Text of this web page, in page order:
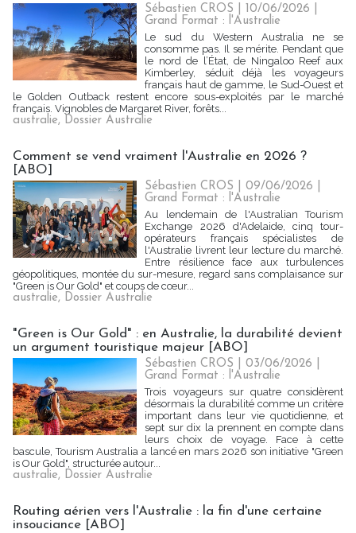
Sébastien CROS | 10/06/2026
Grand Format : l'Australie
Le sud du Western Australia ne se
consomme pas. Il se mérite. Pendant que
le nord de l’État, de Ningaloo Reef aux
Kimberley, séduit déjà les voyageurs
français haut de gamme, le Sud-Ouest et
le Golden Outback restent encore sous-exploités par le marché
français. Vignobles de Margaret River, forêts...
australie, Dossier Australie
Comment se vend vraiment l'Australie en 2026 ?
[ABO]
Sébastien CROS | 09/06/2026
Grand Format : l'Australie
Au lendemain de l'Australian Tourism
Exchange 2026 d'Adelaide, cinq tour-
opérateurs français spécialistes de
l'Australie livrent leur lecture du marché.
Entre résilience face aux turbulences
géopolitiques, montée du sur-mesure, regard sans complaisance sur
"Green is Our Gold" et coups de cœur...
australie, Dossier Australie
"Green is Our Gold" : en Australie, la durabilité devient
un argument touristique majeur [ABO]
Sébastien CROS | 03/06/2026
Grand Format : l'Australie
Trois voyageurs sur quatre considèrent
désormais la durabilité comme un critère
important dans leur vie quotidienne, et
sept sur dix la prennent en compte dans
leurs choix de voyage. Face à cette
bascule, Tourism Australia a lancé en mars 2026 son initiative "Green
is Our Gold", structurée autour...
australie, Dossier Australie
Routing aérien vers l'Australie : la fin d'une certaine
insouciance [ABO]